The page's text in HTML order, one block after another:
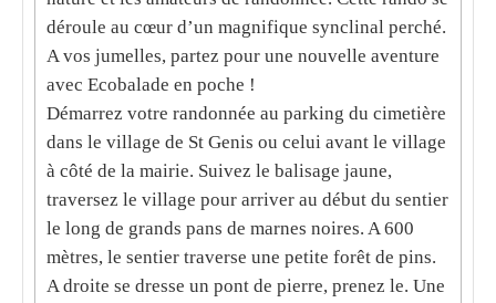
déroule au cœur d’un magnifique synclinal perché.
A vos jumelles, partez pour une nouvelle aventure
avec Ecobalade en poche !
Démarrez votre randonnée au parking du cimetière
dans le village de St Genis ou celui avant le village
à côté de la mairie. Suivez le balisage jaune,
traversez le village pour arriver au début du sentier
le long de grands pans de marnes noires. A 600
mètres, le sentier traverse une petite forêt de pins.
A droite se dresse un pont de pierre, prenez le. Une